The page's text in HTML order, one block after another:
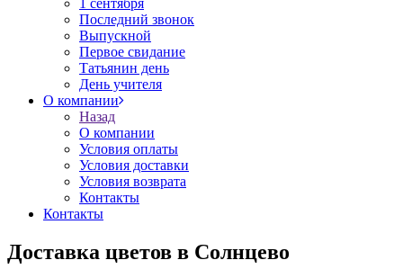
1 сентября
Последний звонок
Выпускной
Первое свидание
Татьянин день
День учителя
О компании
Назад
О компании
Условия оплаты
Условия доставки
Условия возврата
Контакты
Контакты
Доставка цветов в Солнцево